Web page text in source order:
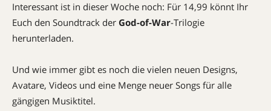
Interessant ist in dieser Woche noch: Für 14,99 könnt Ihr
Euch den Soundtrack der God-of-War-Trilogie
herunterladen.
Und wie immer gibt es noch die vielen neuen Designs,
Avatare, Videos und eine Menge neuer Songs für alle
gängigen Musiktitel.